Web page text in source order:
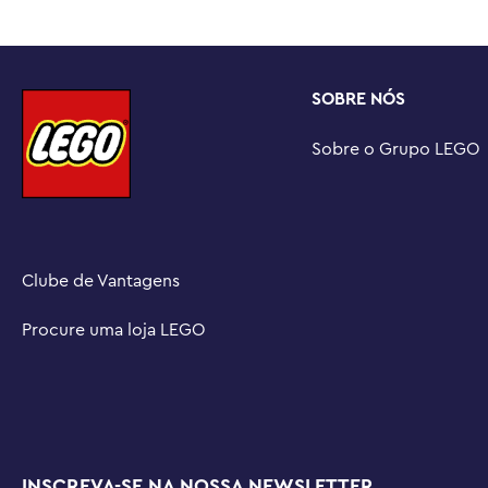
seu progresso
(vendidos separadamente) da coleção LEGO®
floral personalizado.
Dimensões – O buquê contém 789 peças e a rosa mais
Clube de Vantagens
Procure uma loja LEGO
SOBRE NÓS
Sobre o Grupo LEGO